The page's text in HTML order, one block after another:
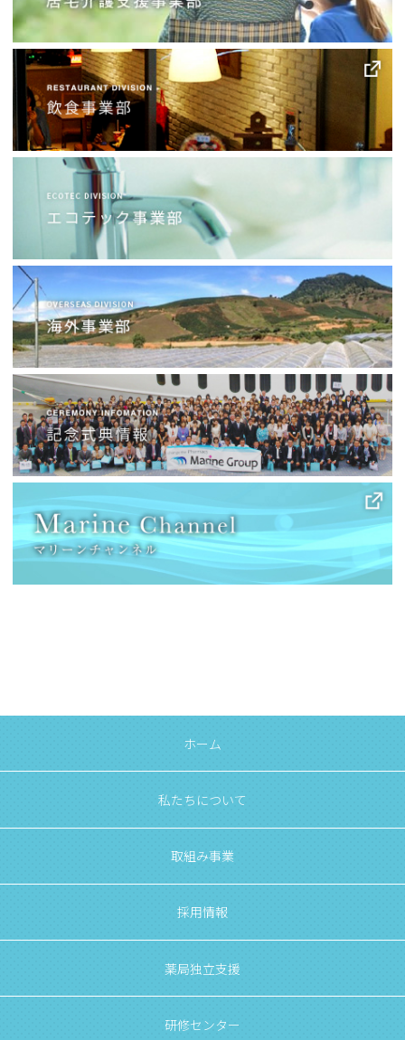
ホーム
私たちについて
取組み事業
採用情報
薬局独立支援
研修センター